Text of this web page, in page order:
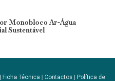
Monobloco Ar-Água
Sustentável
| Ficha Técnica | Contactos | Política de